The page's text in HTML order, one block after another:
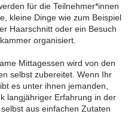
für die Teilnehmer*innen
kleine Dinge wie zum Beispiel
Haarschnitt oder ein Besuch
organisiert.
Mittagessen wird von den
selbst zubereitet. Wenn Ihr
es unter ihnen jemanden,
langjähriger Erfahrung in der
aus einfachen Zutaten